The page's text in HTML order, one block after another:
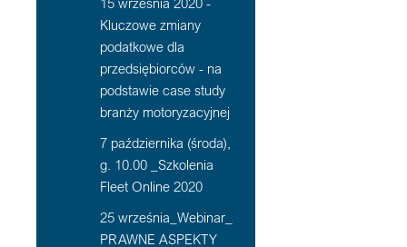
Kluczowe zmiany
podatkowe dla
przedsiębiorców - na
podstawie case study
branży motoryzacyjnej
7 października (środa),
g. 10.00 _Szkolenia
Fleet Online 2020
25 września_Webinar_
PRAWNE ASPEKTY